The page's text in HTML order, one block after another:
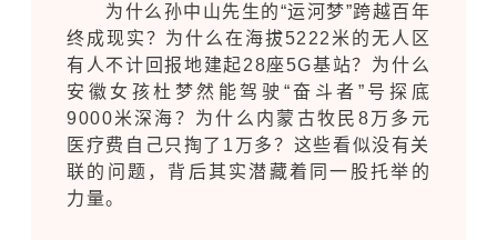
为什么孙中山先生的“运河梦”跨越百年
终成现实？为什么在海拔5222米的无人区
有人不计回报地建起28座5G基站？为什么
安徽女孩杜梦然能驾驶“奋斗者”号探底
9000米深海？为什么内蒙古牧民8万多元
医疗费自己只掏了1万多？这些看似没有关
联的问题，背后其实潜藏着同一股托举的
力量。